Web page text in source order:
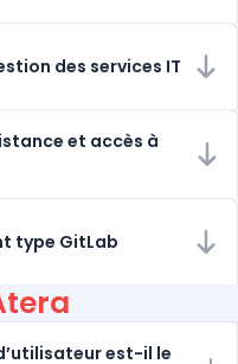
des services IT
et accès à
type GitLab
est-il le